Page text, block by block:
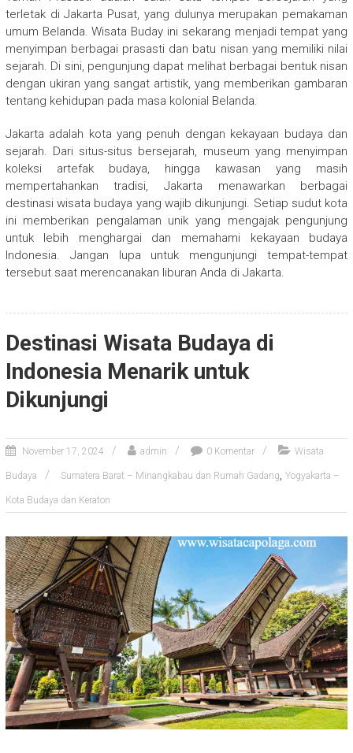
terletak di Jakarta Pusat, yang dulunya merupakan pemakaman
umum Belanda. Wisata Buday ini sekarang menjadi tempat yang
menyimpan berbagai prasasti dan batu nisan yang memiliki nilai
sejarah. Di sini, pengunjung dapat melihat berbagai bentuk nisan
dengan ukiran yang sangat artistik, yang memberikan gambaran
tentang kehidupan pada masa kolonial Belanda.
Jakarta adalah kota yang penuh dengan kekayaan budaya dan
sejarah. Dari situs-situs bersejarah, museum yang menyimpan
koleksi artefak budaya, hingga kawasan yang masih
mempertahankan tradisi, Jakarta menawarkan berbagai
destinasi wisata budaya yang wajib dikunjungi. Setiap sudut kota
ini memberikan pengalaman unik yang mengajak pengunjung
untuk lebih menghargai dan memahami kekayaan budaya
Indonesia. Jangan lupa untuk mengunjungi tempat-tempat
tersebut saat merencanakan liburan Anda di Jakarta.
Destinasi Wisata Budaya di
Indonesia Menarik untuk
Dikunjungi
November 17, 2024 admin 0 Komentar Wisata
Budaya Sumatera Barat – Minangkabau dan Rumah Gadang, Yogyakarta –
Kota Budaya dan Keraton